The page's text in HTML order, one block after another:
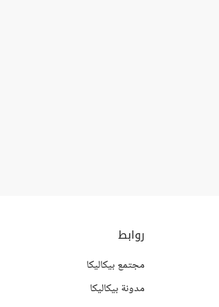
روابط
مجتمع بيكاليكا
مدونة بيكاليكا